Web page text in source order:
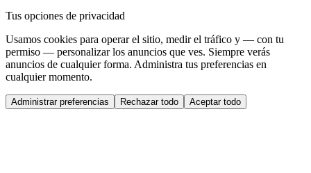
Tus opciones de privacidad
Usamos cookies para operar el sitio, medir el tráfico y — con tu
permiso — personalizar los anuncios que ves. Siempre verás
anuncios de cualquier forma. Administra tus preferencias en
cualquier momento.
Administrar preferencias Rechazar todo Aceptar todo